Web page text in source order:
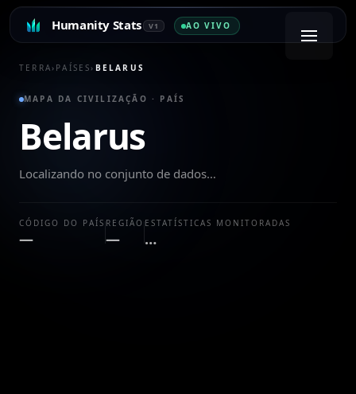
Humanity Stats V1 AO VIVO
TERRA› PAÍSES› BELARUS
MAPA DA CIVILIZAÇÃO · PAÍS
Belarus
Localizando no conjunto de dados…
CÓDIGO DO PAÍS
—
REGIÃO
—
ESTATÍSTICAS MONITORADAS
…